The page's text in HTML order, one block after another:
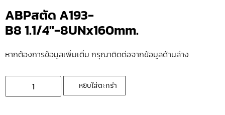
ABPสตัด A193-
B8 1.1/4″-8UNx160mm.
หากต้องการข้อมูลเพิ่มเติ่ม กรุณาติดต่อจากข้อมูลด้านล่าง
หยิบใส่ตะกร้า